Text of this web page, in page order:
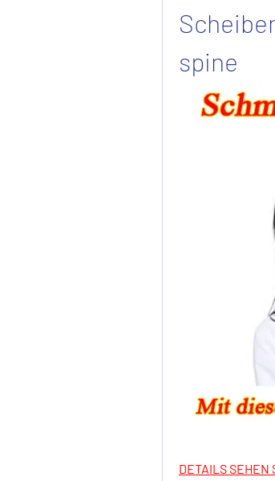
spine
DETAILS SEHEN